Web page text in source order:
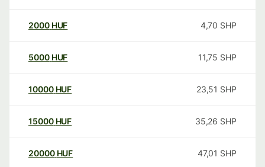
2000 HUF 4,70 SHP
5000 HUF 11,75 SHP
10000 HUF 23,51 SHP
15000 HUF 35,26 SHP
20000 HUF 47,01 SHP